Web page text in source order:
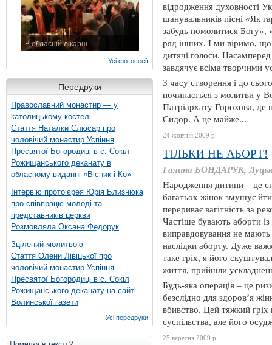
В обласній лікарні
Усі фотосесії
Передруки
Православний монастир — у
католицькому костелі
Стаття Наталки Слюсар про
чоловічий монастир Успіння
Пресвятої Богородиці в с. Сокіл
Рожищанського деканату в
обласному виданні «Вісник і Ко»
Інтерв’ю протоієрея Юрія Близнюка
про співпрацю молоді та
представників церкви
Розмовляла Оксана Федорук
Зцілений молитвою
Стаття Олени Лівіцької про
чоловічий монастир Успіння
Пресвятої Богородиці в с. Сокіл
Рожищанського деканату на сайті
Волинської газети
Усі передруки
відродження духовності
шанувальників пісні «Як
забудь помолитися Богу»,
ряд інших. І ми віримо, що
дитячі голоси.
завдячує всіма творчими
З часу створення і до
починається з молитви у
Патріархату Горохова, де
Сидор. А це майже...
24 жовтня 2009 р.
ТІЛЬКИ НЕ АБОРТ!
Галина БОНДАРУК,
Народження дитини – це
багатьох жінок змушує
перериває вагітність за
Частіше бувають аборти
виправдовування не
наслідки аборту. Дуже
таке гріх, я його
життя, прийшли
Будь-яка операція – це
безслідно для здоров’я
вбивство. Цей тяжкий гріх
суспільства, але його
25 вересня 2009 р.